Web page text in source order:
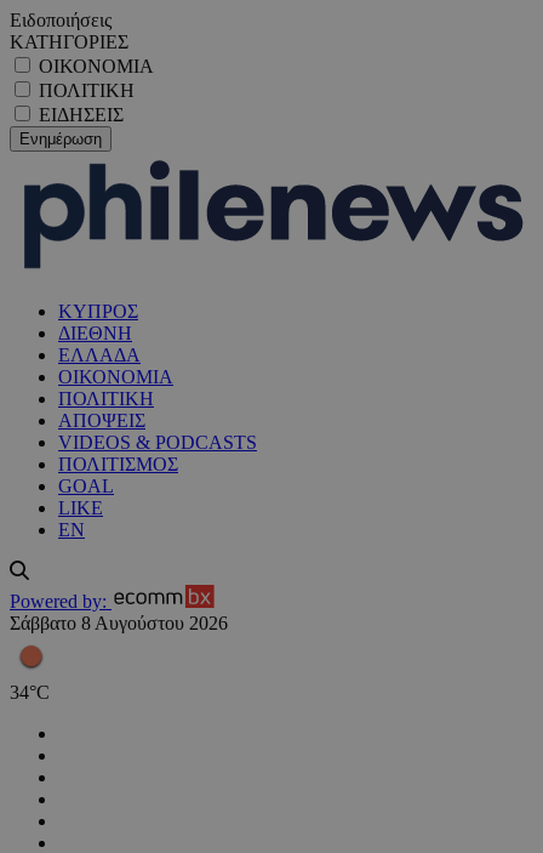
Ειδοποιήσεις
ΚΑΤΗΓΟΡΙΕΣ
ΟΙΚΟΝΟΜΙΑ
ΠΟΛΙΤΙΚΗ
ΕΙΔΗΣΕΙΣ
ΚΥΠΡΟΣ
ΔΙΕΘΝΗ
ΕΛΛΑΔΑ
ΟΙΚΟΝΟΜΙΑ
ΠΟΛΙΤΙΚΗ
ΑΠΟΨΕΙΣ
VIDEOS & PODCASTS
ΠΟΛΙΤΙΣΜΟΣ
GOAL
LIKE
EN
Powered by:
Σάββατο 8 Αυγούστου 2026
34°C